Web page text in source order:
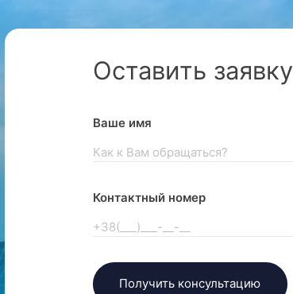
Оставить заявку
Ваше имя
Контактный номер